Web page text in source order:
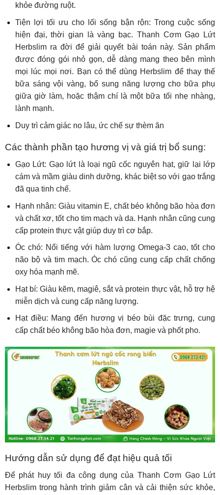
khỏe đường ruột.
Tiện lợi tối ưu cho lối sống bận rộn: Trong cuộc sống
hiện đại, thời gian là vàng bạc. Thanh Cơm Gạo Lứt
Herbslim ra đời để giải quyết bài toán này. Sản phẩm
được đóng gói nhỏ gọn, dễ dàng mang theo bên mình
mọi lúc mọi nơi. Bạn có thể dùng Herbslim để thay thế
bữa sáng vội vàng, bổ sung năng lượng cho bữa phụ
giữa giờ làm, hoặc thậm chí là một bữa tối nhẹ nhàng,
lành mạnh.
Duy trì cảm giác no lâu, ức chế sự thèm ăn
Các thành phần tạo hương vị và giá trị bổ sung:
Gạo Lứt: Gạo lứt là loại ngũ cốc nguyên hạt, giữ lại lớp
cám và mầm giàu dinh dưỡng, khác biệt so với gạo trắng
đã qua tinh chế.
Hạnh nhân: Giàu vitamin E, chất béo không bão hòa đơn
và chất xơ, tốt cho tim mạch và da. Hạnh nhân cũng cung
cấp protein thực vật giúp duy trì cơ bắp.
Óc chó: Nổi tiếng với hàm lượng Omega-3 cao, tốt cho
não bộ và tim mạch. Óc chó cũng cung cấp chất chống
oxy hóa mạnh mẽ.
Hạt bí: Giàu kẽm, magiê, sắt và protein thực vật, hỗ trợ hệ
miễn dịch và cung cấp năng lượng.
Hạt điều: Mang đến hương vị béo bùi đặc trưng, cung
cấp chất béo không bão hòa đơn, magie và phốt pho.
Hướng dẫn sử dụng để đạt hiệu quả tối
Để phát huy tối đa công dụng của Thanh Cơm Gạo Lứt
Herbslim trong hành trình giảm cân và cải thiện sức khỏe,